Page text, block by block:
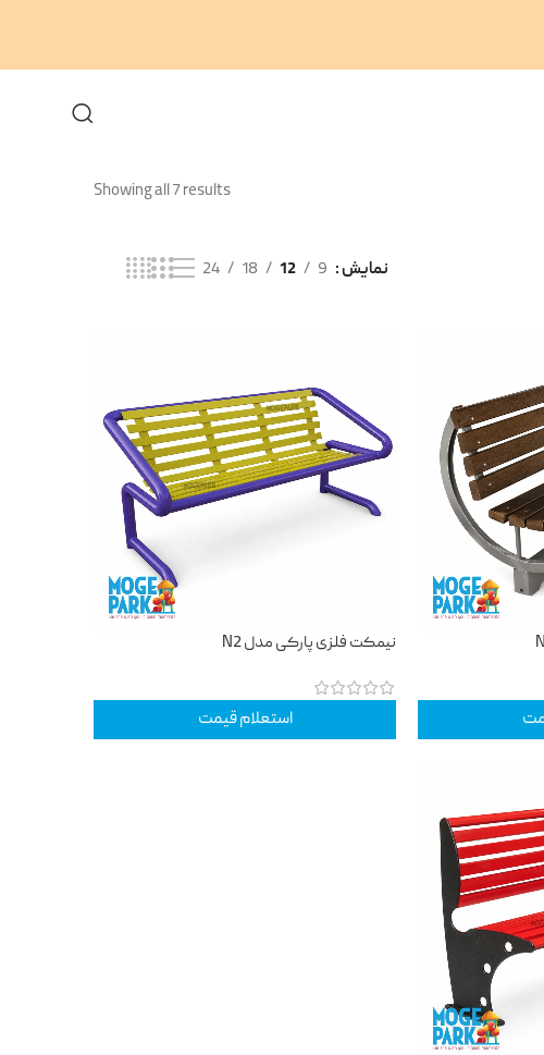
Showing all 7 results
نمایش 9
12
18
24
نیمکت فلزی پارکی مدل N2
استعلام قیمت